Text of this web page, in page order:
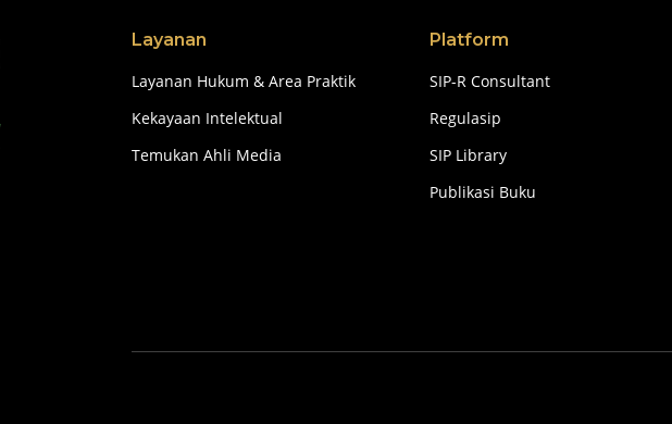
Layanan
Layanan Hukum & Area Praktik
Kekayaan Intelektual
Temukan Ahli Media
Platform
SIP-R Consultant
Regulasip
SIP Library
Publikasi Buku